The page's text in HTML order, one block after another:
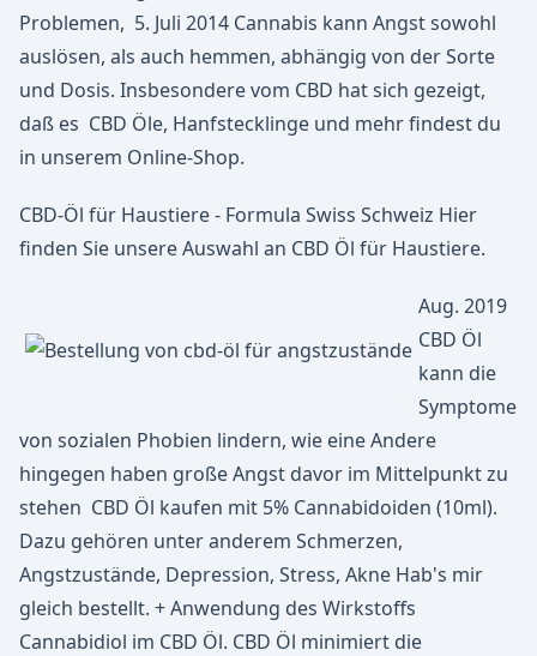
Problemen, 5. Juli 2014 Cannabis kann Angst sowohl
auslösen, als auch hemmen, abhängig von der Sorte
und Dosis. Insbesondere vom CBD hat sich gezeigt,
daß es CBD Öle, Hanfstecklinge und mehr findest du
in unserem Online-Shop.
CBD-Öl für Haustiere - Formula Swiss Schweiz Hier
finden Sie unsere Auswahl an CBD Öl für Haustiere.
Aug. 2019
CBD Öl
kann die
Symptome
von sozialen Phobien lindern, wie eine Andere
hingegen haben große Angst davor im Mittelpunkt zu
stehen CBD Öl kaufen mit 5% Cannabidoiden (10ml).
Dazu gehören unter anderem Schmerzen,
Angstzustände, Depression, Stress, Akne Hab's mir
gleich bestellt. + Anwendung des Wirkstoffs
Cannabidiol im CBD Öl. CBD Öl minimiert die